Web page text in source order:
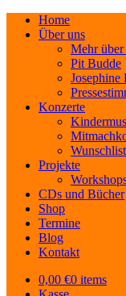
Home
Über uns
Mehr über
Pit Budde
Konzerte
Projekte
CDs und Bücher
Shop
Termine
Blog
Kontakt
0,00 €0 items